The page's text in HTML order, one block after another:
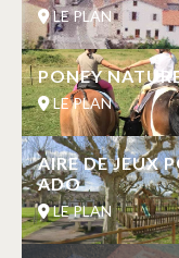
LE PLAN
PONEY
LE PLAN
AIRE DE JEUX
ADO
LE PLAN